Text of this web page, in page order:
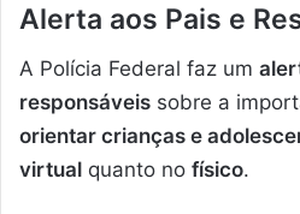
Alerta aos Pais e
A Polícia Federal faz um
responsáveis sobre a
orientar crianças e
virtual quanto no físico.